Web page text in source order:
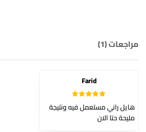
مراجعات (1)
Farid
تم التقييم
من 5
هايل راني مستعمل فيه ونتيجة
مليحة حتا الان